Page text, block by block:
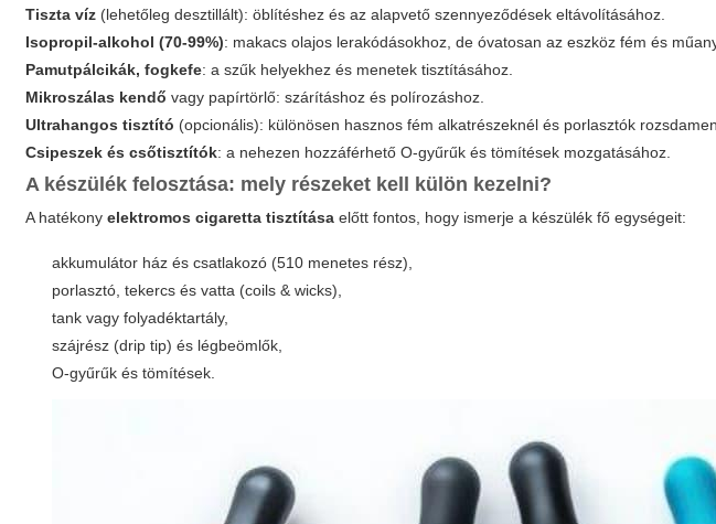
Tiszta víz (lehetőleg desztillált): öblítéshez és az alapvető szennyeződések eltávolításához.
Isopropil-alkohol (70-99%): makacs olajos lerakódásokhoz, de óvatosan az eszköz fém és
Pamutpálcikák, fogkefe: a szűk helyekhez és menetek tisztításához.
Mikroszálas kendő vagy papírtörlő: szárításhoz és polírozáshoz.
Ultrahangos tisztító (opcionális): különösen hasznos fém alkatrészeknél és porlasztók
Csipeszek és csőtisztítók: a nehezen hozzáférhető O-gyűrűk és tömítések mozgatásához.
A készülék felosztása: mely részeket kell külön kezelni?
A hatékonyelektromos cigaretta tisztítása előtt fontos, hogy ismerje a készülék fő egységeit:
akkumulátor ház és csatlakozó (510 menetes rész),
porlasztó, tekercs és vatta (coils & wicks),
tank vagy folyadéktartály,
szájrész (drip tip) és légbeömlők,
O-gyűrűk és tömítések.